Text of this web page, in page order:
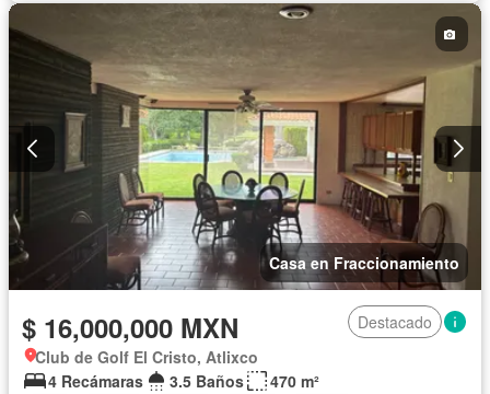
Permite mascotas
Permite niños
Completamente amueblado
Casa en Fraccionamiento
$ 16,000,000 MXN
Destacado
Club de Golf El Cristo, Atlixco
4 Recámaras
3.5 Baños
470 m²